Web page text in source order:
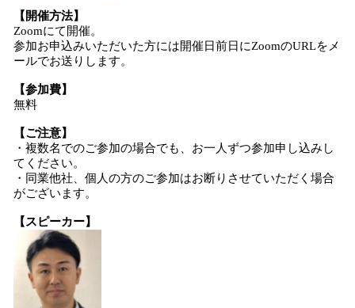
【開催方法】
Zoomにて開催。
参加お申込みいただいた方には開催日前日にZoomのURLをメ
ールでお送りします。
【参加費】
無料
【ご注意】
・複数名でのご参加の場合でも、お一人ずつ参加申し込みし
てください。
・同業他社、個人の方のご参加はお断りさせていただく場合
がございます。
【スピーカー】